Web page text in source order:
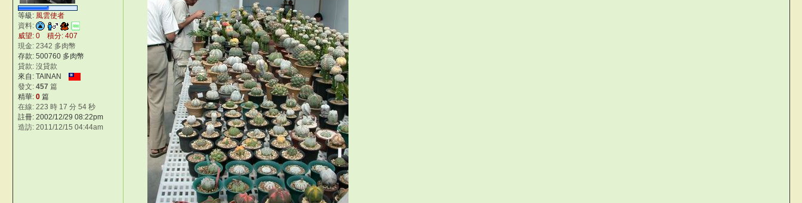
等級: 風雲使者
資料:
威望: 0 積分: 407
現金: 2342 多肉幣
存款: 500760 多肉幣
貸款: 沒貸款
來自: TAINAN
發文: 457 篇
精華: 0篇
在線: 223 時 17 分 54 秒
註冊: 2002/12/29 08:22pm
造訪: 2011/12/15 04:44am